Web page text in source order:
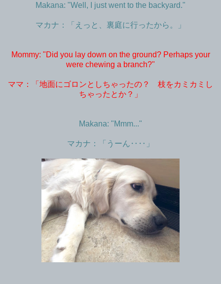
Makana: "Well, I just went to the backyard."
マカナ：「えっと、裏庭に行ったから。」
Mommy: "Did you lay down on the ground? Perhaps your
were chewing a branch?"
ママ：「地面にゴロンとしちゃったの？ 枝をカミカミし
ちゃったとか？」
Makana: "Mmm..."
マカナ：「うーん‥‥」